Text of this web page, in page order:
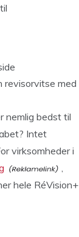
revisorvitse med
nemlig bedst til
Intet
virksomheder i
,
hele RéVision+